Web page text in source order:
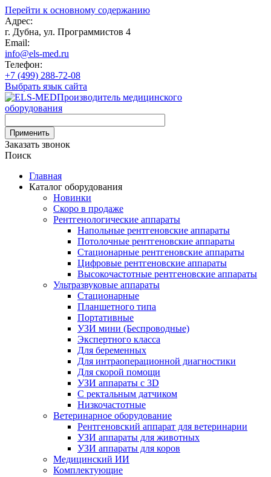
Перейти к основному содержанию
Адрес:
г. Дубна, ул. Программистов 4
Email:
info@els-med.ru
Телефон:
+7 (499) 288-72-08
Выбрать язык сайта
Производитель медицинского
оборудования
Заказать звонок
Поиск
Главная
Каталог оборудования
Новинки
Скоро в продаже
Рентгенологические аппараты
Напольные рентгеновские аппараты
Потолочные рентгеновские аппараты
Стационарные рентгеновские аппараты
Цифровые рентгеновские аппараты
Высокочастотные рентгеновские аппараты
Ультразвуковые аппараты
Стационарные
Планшетного типа
Портативные
УЗИ мини (Беспроводные)
Экспертного класса
Для беременных
Для интраоперационной диагностики
Для скорой помощи
УЗИ аппараты с 3D
С ректальным датчиком
Низкочастотные
Ветеринарное оборудование
Рентгеновский аппарат для ветеринарии
УЗИ аппараты для животных
УЗИ аппараты для коров
Медицинский ИИ
Комплектующие